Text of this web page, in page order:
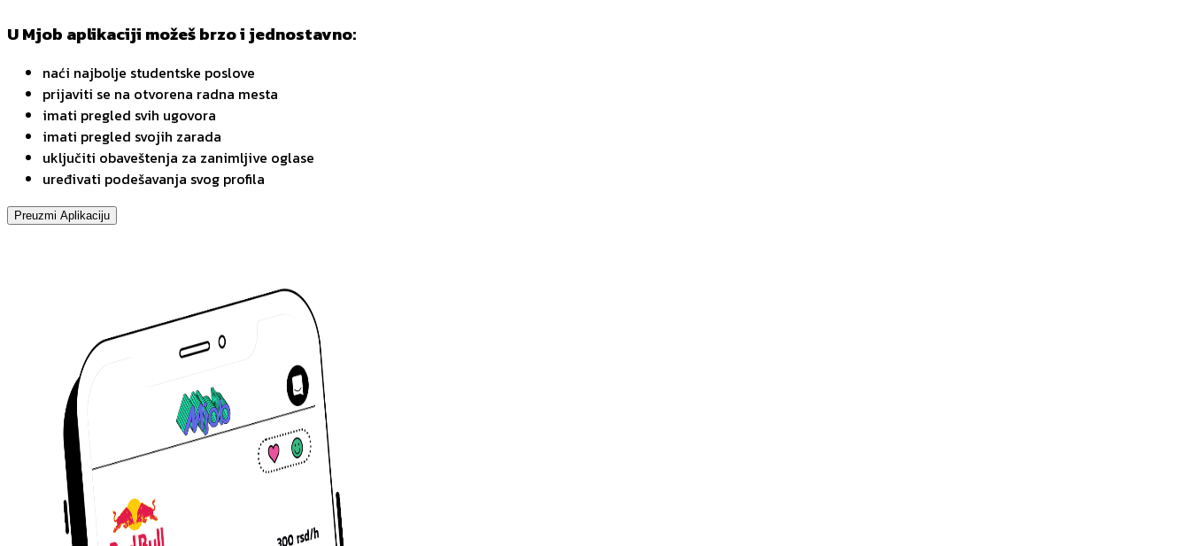
U Mjob aplikaciji možeš brzo i jednostavno:
naći najbolje studentske poslove
prijaviti se na otvorena radna mesta
imati pregled svih ugovora
imati pregled svojih zarada
uključiti obaveštenja za zanimljive oglase
uređivati podešavanja svog profila
Preuzmi Aplikaciju